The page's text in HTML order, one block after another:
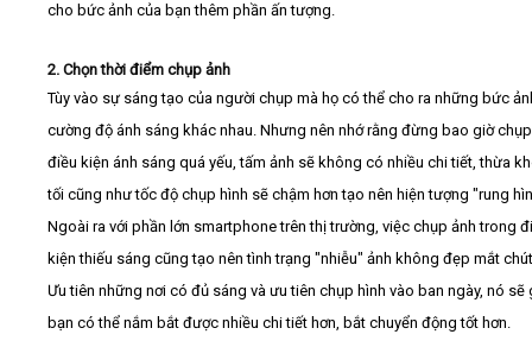
cho bức ảnh của bạn thêm phần ấn tượng.
2. Chọn thời điểm chụp ảnh
Tùy vào sự sáng tạo của người chụp mà họ có thể cho ra những bức
cường độ ánh sáng khác nhau. Nhưng nên nhớ rằng đừng bao giờ
điều kiện ánh sáng quá yếu, tấm ảnh sẽ không có nhiều chi tiết, thừa
tối cũng như tốc độ chụp hình sẽ chậm hơn tạo nên hiện tượng "rung
Ngoài ra với phần lớn smartphone trên thị trường, việc chụp ảnh trong
kiện thiếu sáng cũng tạo nên tình trạng "nhiễu" ảnh không đẹp mắt
Ưu tiên những nơi có đủ sáng và ưu tiên chụp hình vào ban ngày, nó sẽ
bạn có thể nắm bắt được nhiều chi tiết hơn, bắt chuyển động tốt hơn.